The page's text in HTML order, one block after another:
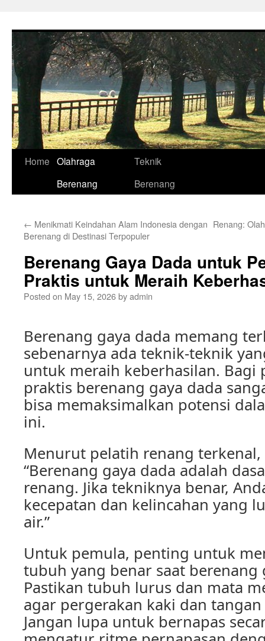
Home Olahraga
Berenang
Teknik
Berenang
← Menikmati Keindahan Alam Indonesia dengan
Berenang di Destinasi Terpopuler
Renang:
Berenang Gaya Dada untuk
Praktis untuk Meraih
Posted on May 15, 2026byadmin
Berenang gaya dada memang
sebenarnya ada teknik-teknik
untuk meraih keberhasilan. Bagi
praktis berenang gaya dada
bisa memaksimalkan potensi
ini.
Menurut pelatih renang terkenal,
“Berenang gaya dada adalah
renang. Jika tekniknya benar,
kecepatan dan kelincahan yang
air.”
Untuk pemula, penting untuk
tubuh yang benar saat berenang
Pastikan tubuh lurus dan mata
agar pergerakan kaki dan
Jangan lupa untuk bernapas